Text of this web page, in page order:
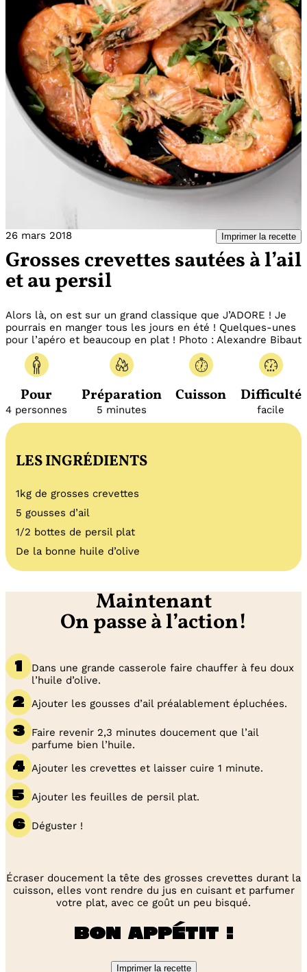
26 mars 2018 Imprimer la recette
Grosses crevettes sautées à l’ail
et au persil
Alors là, on est sur un grand classique que J’ADORE ! Je
pourrais en manger tous les jours en été ! Quelques-unes
pour l’apéro et beaucoup en plat ! Photo : Alexandre Bibaut
Pour
4 personnes
Préparation
5 minutes
Cuisson Difficulté
facile
LES INGRÉDIENTS
1kg de grosses crevettes
5 gousses d’ail
1/2 bottes de persil plat
De la bonne huile d’olive
Maintenant
On passe à l’action!
Dans une grande casserole faire chauffer à feu doux
l’huile d’olive.
Ajouter les gousses d’ail préalablement épluchées.
Faire revenir 2,3 minutes doucement que l’ail
parfume bien l’huile.
Ajouter les crevettes et laisser cuire 1 minute.
Ajouter les feuilles de persil plat.
Déguster !
Écraser doucement la tête des grosses crevettes durant la
cuisson, elles vont rendre du jus en cuisant et parfumer
votre plat, avec ce goût un peu bisqué.
Bon appétit !
Imprimer la recette